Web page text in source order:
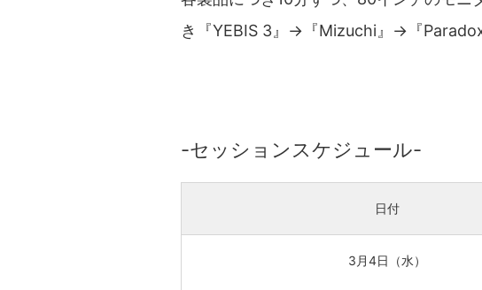
き『YEBIS 3』→『Mizuchi』→『Paradox
-セッションスケジュール-
日付
3月4日（水）